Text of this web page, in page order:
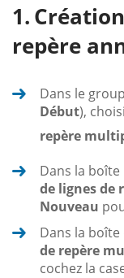
repère
Dans le
Début),
repère
Dans la
de lignes de
Nouveau
Dans la
de repère
cochez la